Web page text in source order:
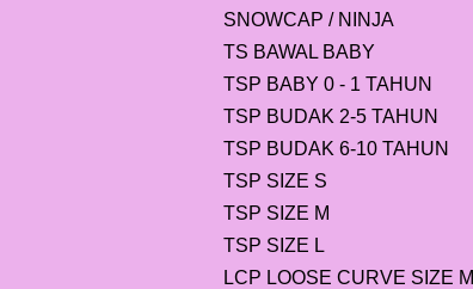
SNOWCAP / NINJA
TS BAWAL BABY
TSP BABY 0 - 1 TAHUN
TSP BUDAK 2-5 TAHUN
TSP BUDAK 6-10 TAHUN
TSP SIZE S
TSP SIZE M
TSP SIZE L
LCP LOOSE CURVE SIZE M